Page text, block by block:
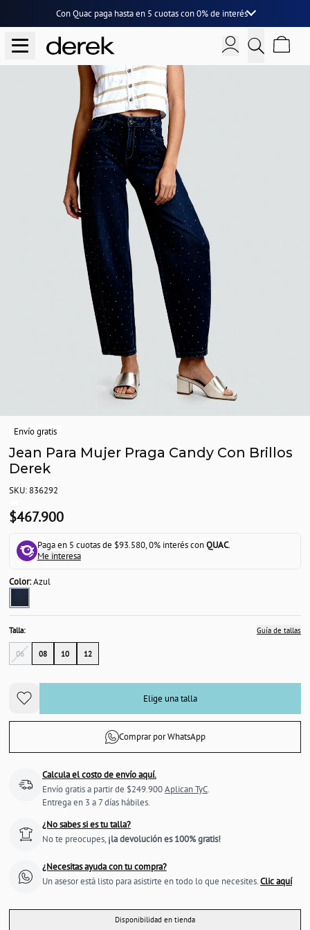
Con Quac paga hasta en 5 cuotascon0% de interés
Envío gratis
Jean Para Mujer Praga Candy Con Brillos
Derek
SKU: 836292
$467.900
Paga en 5 cuotas de $93.580, 0% interés conQUAC.
Me interesa
Color:Azul
Talla: Guía de tallas
06 08 10 12
Elige una talla
Comprar por WhatsApp
Calcula el costo de envío aquí.
Envío gratis a partir de $249.900Aplican TyC.
Entrega en 3 a 7 días hábiles.
¿No sabes si es tu talla?
No te preocupes, ¡la devolución es 100% gratis!
¿Necesitas ayuda con tu compra?
Un asesor está listo para asistirte en todo lo que necesites.Clic aquí
Disponibilidad en tienda